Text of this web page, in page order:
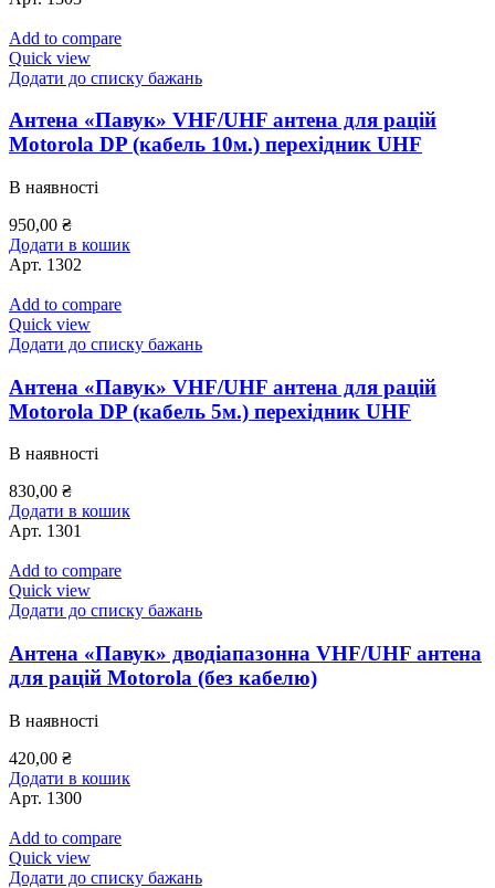
Add to compare
Quick view
Додати до списку бажань
Антена «Павук» VHF/UHF антена для рацій
Motorola DP (кабель 10м.) перехідник UHF
В наявності
950,00 ₴
Додати в кошик
Арт. 1302
Add to compare
Quick view
Додати до списку бажань
Антена «Павук» VHF/UHF антена для рацій
Motorola DP (кабель 5м.) перехідник UHF
В наявності
830,00 ₴
Додати в кошик
Арт. 1301
Add to compare
Quick view
Додати до списку бажань
Антена «Павук» дводіапазонна VHF/UHF антена
для рацій Motorola (без кабелю)
В наявності
420,00 ₴
Додати в кошик
Арт. 1300
Add to compare
Quick view
Додати до списку бажань